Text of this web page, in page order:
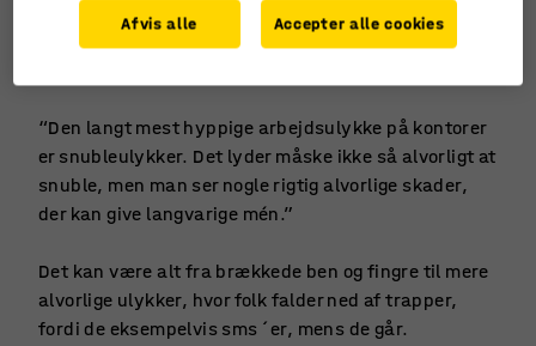
der også mange arbejdsskader på danske kontorer,
fortæller Pete Kines fra Det Nationale
“Den langt mest hyppige arbejdsulykke på kontorer
er snubleulykker. Det lyder måske ikke så alvorligt at
snuble, men man ser nogle rigtig alvorlige skader,
der kan give langvarige mén.”
Det kan være alt fra brækkede ben og fingre til mere
alvorlige ulykker, hvor folk falder ned af trapper,
fordi de eksempelvis sms´er, mens de går.
Afvis alle Accepter alle cookies